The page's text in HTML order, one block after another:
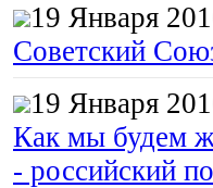
19 Января
Советский
19 Января
Как мы будем
- российский